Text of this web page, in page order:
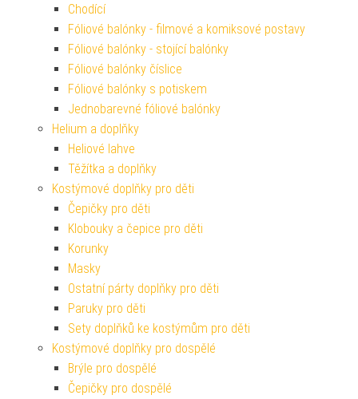
Chodící
Fóliové balónky - filmové a komiksové postavy
Fóliové balónky - stojící balónky
Fóliové balónky číslice
Fóliové balónky s potiskem
Jednobarevné fóliové balónky
Helium a doplňky
Heliové lahve
Těžítka a doplňky
Kostýmové doplňky pro děti
Čepičky pro děti
Klobouky a čepice pro děti
Korunky
Masky
Ostatní párty doplňky pro děti
Paruky pro děti
Sety doplňků ke kostýmům pro děti
Kostýmové doplňky pro dospělé
Brýle pro dospělé
Čepičky pro dospělé